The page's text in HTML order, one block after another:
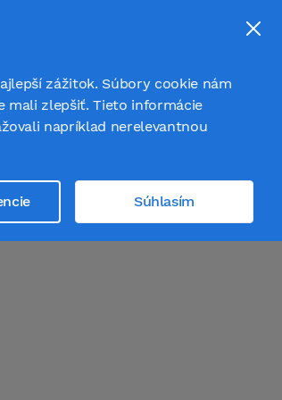
zážitok. Súbory cookie nám
mali zlepšiť. Tieto informácie
napríklad nerelevantnou
Súhlasím